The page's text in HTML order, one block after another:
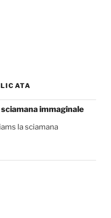
immaginale